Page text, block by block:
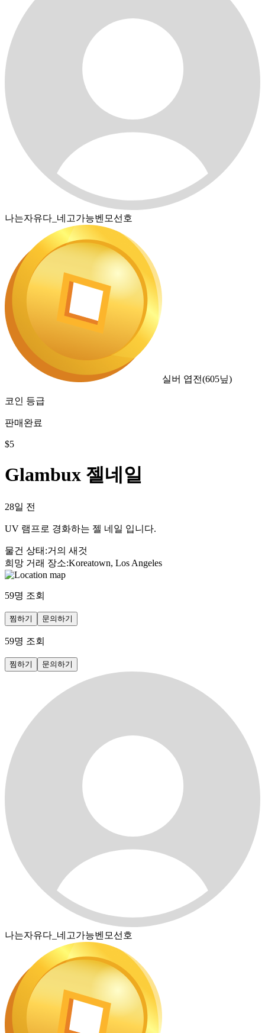
나는자유다_네고가능벤모선호
실버 엽전(605닢)
코인 등급
판매완료
$5
Glambux 젤네일
28일 전
UV 램프로 경화하는 젤 네일 입니다.
물건 상태 :거의 새것
희망 거래 장소:Koreatown, Los Angeles
59명 조회
찜하기 문의하기
59명 조회
찜하기 문의하기
나는자유다_네고가능벤모선호